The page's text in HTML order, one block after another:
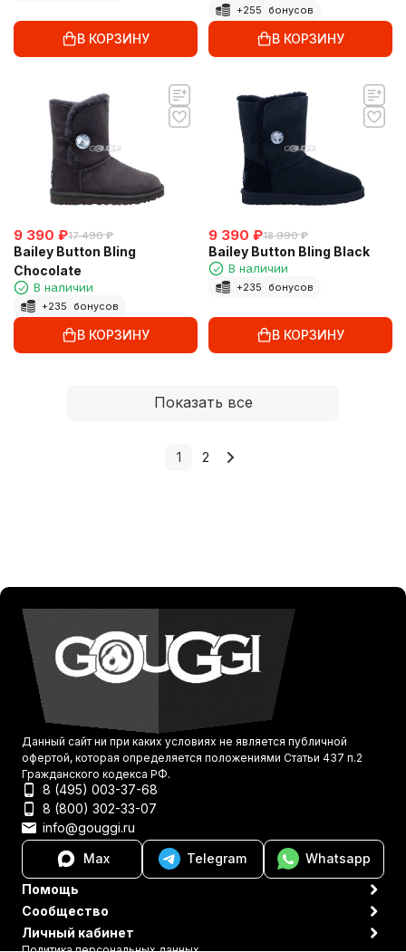
В КОРЗИНУ
+255 бонусов
В КОРЗИНУ
9 390 ₽17 490 ₽
Bailey Button Bling
Chocolate
В наличии
+235 бонусов
В КОРЗИНУ
9 390 ₽18 990 ₽
Bailey Button Bling Black
В наличии
+235 бонусов
В КОРЗИНУ
Показать все
1 2
Данный сайт ни при каких условиях не является публичной
офертой, которая определяется положениями Статьи 437 п.2
Гражданского кодекса РФ.
8 (495) 003-37-68
8 (800) 302-33-07
info@gouggi.ru
Max
Telegram
Whatsapp
Помощь
Сообщество
Личный кабинет